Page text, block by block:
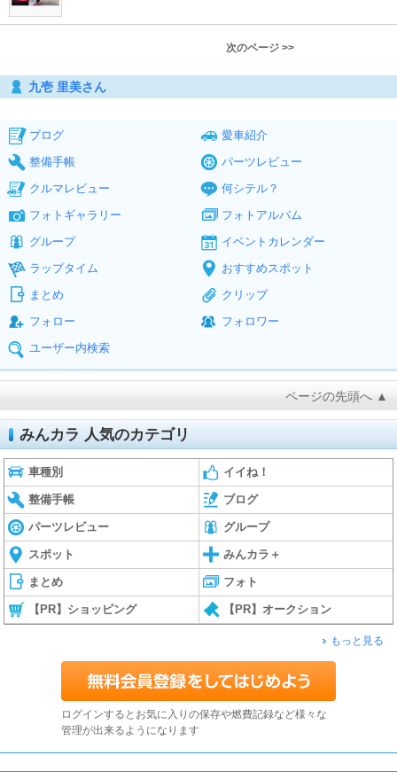
次のページ >>
九壱 里美さん
ブログ
愛車紹介
整備手帳
パーツレビュー
クルマレビュー
何シテル？
フォトギャラリー
フォトアルバム
グループ
イベントカレンダー
ラップタイム
おすすめスポット
まとめ
クリップ
フォロー
フォロワー
ユーザー内検索
ページの先頭へ ▲
みんカラ 人気のカテゴリ
車種別 イイね！
整備手帳 ブログ
パーツレビュー グループ
スポット みんカラ＋
まとめ フォト
【PR】ショッピング 【PR】オークション
もっと見る
ログインするとお気に入りの保存や燃費記録など様々な
管理が出来るようになります